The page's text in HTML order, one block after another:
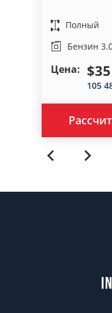
Полный
Бензин
Цена:
105